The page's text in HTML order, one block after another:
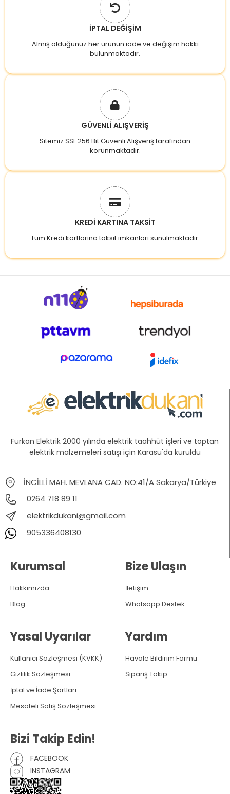
İPTAL DEĞİŞİM
Almış olduğunuz her ürünün iade ve değişim hakkı
bulunmaktadır.
GÜVENLİ ALIŞVERİŞ
Sitemiz SSL 256 Bit Güvenli Alışveriş tarafından
korunmaktadır.
KREDİ KARTINA TAKSİT
Tüm Kredi kartlarına taksit imkanları sunulmaktadır.
Furkan Elektrik 2000 yılında elektrik taahhüt işleri ve toptan
elektrik malzemeleri satışı için Karasu'da kuruldu
İNCİLLİ MAH. MEVLANA CAD. NO:41/A Sakarya/Türkiye
0264 718 89 11
elektrikdukani@gmail.com
905336408130
Kurumsal
Hakkımızda
Blog
Yasal Uyarılar
Kullanıcı Sözleşmesi (KVKK)
Gizlilik Sözleşmesi
İptal ve İade Şartları
Mesafeli Satış Sözleşmesi
Bize Ulaşın
İletişim
Whatsapp Destek
Yardım
Havale Bildirim Formu
Sipariş Takip
Bizi Takip Edin!
FACEBOOK
INSTAGRAM